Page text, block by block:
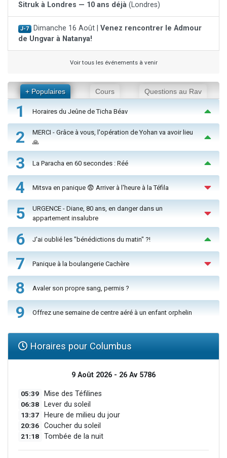
Sitruk à Londres — 10 ans déjà (Londres)
J-7 Dimanche 16 Août | Venez rencontrer le Admour
de Ungvar à Natanya!
Voir tous les événements à venir
+ Populaires Cours Questions au Rav
1 Horaires du Jeûne de Ticha Béav
2
MERCI - Grâce à vous, l'opération de Yohan va avoir lieu
🙏
3 La Paracha en 60 secondes : Réé
4 Mitsva en panique 😨 Arriver à l'heure à la Téfila
5
URGENCE - Diane, 80 ans, en danger dans un
appartement insalubre
6 J'ai oublié les "bénédictions du matin" ?!
7 Panique à la boulangerie Cachère
8 Avaler son propre sang, permis ?
9 Offrez une semaine de centre aéré à un enfant orphelin
Horaires pour Columbus
9 Août 2026 - 26 Av 5786
05:39 Mise des Téfilines
06:38 Lever du soleil
13:37 Heure de milieu du jour
20:36 Coucher du soleil
21:18 Tombée de la nuit